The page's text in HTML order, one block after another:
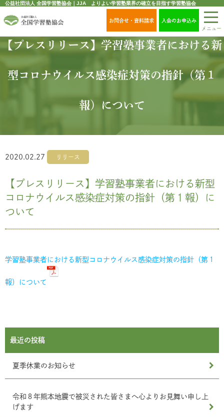
公益社団法人 全国学習塾協会｜JJA よりよい学習塾業界の確立を目指す学習塾協会
お問合せ・資料請求
入会のお申込み
メニュー
【プレスリリース】学習塾事業者における新
型コロナウイルス感染症対策の指針（第１
報）について
2020.02.27 リリース
【プレスリリース】学習塾事業者における新型
コロナウイルス感染症対策の指針（第１報）に
ついて
学習塾事業者における新型コロナウイルス感染症対策の指針（第１
報）について
最近の投稿
夏季休業のお知らせ
令和８年熊本地震で被災された皆さまへ心よりお見舞い申し上
げます